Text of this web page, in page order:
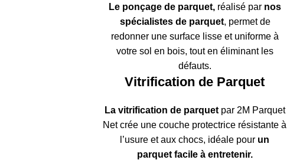
Le ponçage de parquet, réalisé par nos
spécialistes de parquet, permet de
redonner une surface lisse et uniforme à
votre sol en bois, tout en éliminant les
défauts.
Vitrification de Parquet
La vitrification de parquetpar 2M Parquet
Net crée une couche protectrice résistante à
l’usure et aux chocs, idéale pour un
parquet facile à entretenir.